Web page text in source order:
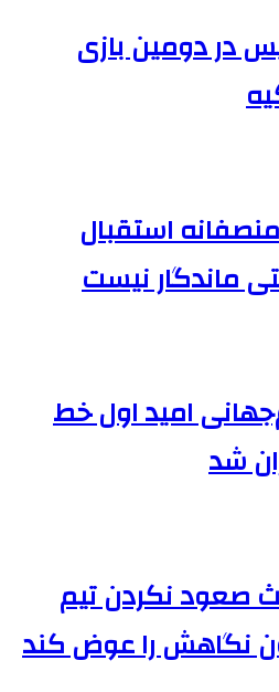
در دومین بازی
استقبال
ماندگار نیست
امید اول خط
شد
صعود نکردن تیم
نگاهش را عوض کند